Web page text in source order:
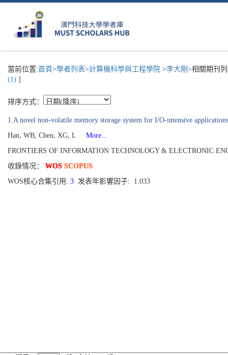
當前位置:首頁>學者列表>計算機科學與工程學院 >李大剛 >相關期刊
(1) ]
排序方式：
1.A novel non-volatile memory storage system for I/O-intensive applications
Han, WB, Chen, XG, L
More...
FRONTIERS OF INFORMATION TECHNOLOGY & ELECTRONIC
收錄情况： WOS SCOPUS
WOS核心合集引用: 3 发表年影響因子: 1.033